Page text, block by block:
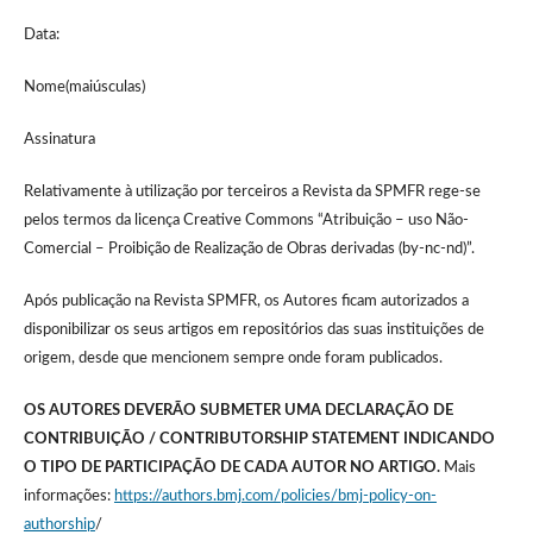
Data:
Nome(maiúsculas)
Assinatura
Relativamente à utilização por terceiros a Revista da SPMFR rege-se
pelos termos da licença Creative Commons “Atribuição – uso Não-
Comercial – Proibição de Realização de Obras derivadas (by-nc-nd)”.
Após publicação na Revista SPMFR, os Autores ficam autorizados a
disponibilizar os seus artigos em repositórios das suas instituições de
origem, desde que mencionem sempre onde foram publicados.
OS AUTORES DEVERÃO SUBMETER UMA DECLARAÇÃO DE
CONTRIBUIÇÃO / CONTRIBUTORSHIP STATEMENT INDICANDO
O TIPO DE PARTICIPAÇÃO DE CADA AUTOR NO ARTIGO.Mais
informações: https://authors.bmj.com/policies/bmj-policy-on-
authorship/